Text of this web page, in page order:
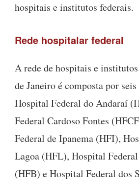
hospitais e institutos federais.
Rede hospitalar federal
A rede de hospitais e
de Janeiro é composta por
Hospital Federal do Andaraí
Federal Cardoso Fontes
Federal de Ipanema (HFI),
Lagoa (HFL), Hospital Federal
(HFB) e Hospital Federal dos